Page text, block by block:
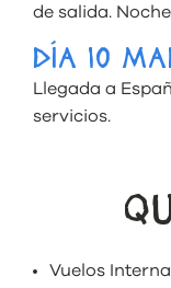
de salida.
DÍA 10
Llegada a
servicios.
Vuelos